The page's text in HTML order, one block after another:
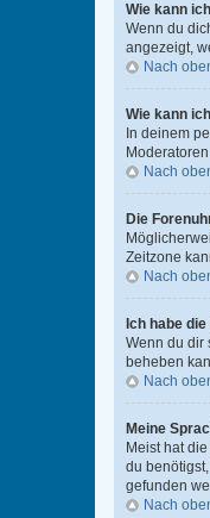
Wie kann
Wenn du
angezeigt,
Nach
Wie kann
In deinem
Nach
Die
Zeitzone
Nach
Ich habe
Wenn du dir
beheben
Nach
Meine
Meist hat
du
gefunden
Nach